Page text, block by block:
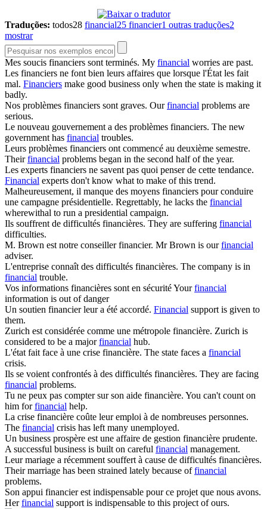
Traduções: todos28 financial25 financier1 outras traduções2
mostrar
Mes soucis financiers sont terminés. My financial worries are past.
Les financiers ne font bien leurs affaires que lorsque l'État les fait
mal. Financiers make good business only when the state is making it
badly.
Nos problèmes financiers sont graves. Ourfinancial problems are
serious.
Le nouveau gouvernement a des problèmes financiers. The new
government has financial troubles.
Leurs problèmes financiers ont commencé au deuxième semestre.
Theirfinancial problems began in the second half of the year.
Les experts financiers ne savent pas quoi penser de cette tendance.
Financial experts don't know what to make of this trend.
Malheureusement, il manque des moyens financiers pour conduire
une campagne présidentielle. Regrettably, he lacks the financial
wherewithal to run a presidential campaign.
Ils souffrent de difficultés financières. They are suffering financial
difficulties.
M. Brown est notre conseillerfinancier. Mr Brown is ourfinancial
adviser.
L'entreprise connaît des difficultés financières. The company is in
financial trouble.
Vos informations financières sont en sécuritéYourfinancial
information is out of danger
Un soutien financierleur a été accordé. Financial support is given to
them.
Zurich est considérée comme une métropole financière. Zurich is
considered to be a majorfinancial hub.
L'état fait face à une crise financière. The state faces a financial
crisis.
Ils se voient confrontés à des difficultés financières. They are facing
financial problems.
Tu ne peux pas compter sur son aide financière. You can't count on
him forfinancial help.
La crise financière coûte leur emploi à de nombreuses personnes.
The financial crisis has left many unemployed.
Un business prospère est une affaire de gestion financière prudente.
A successful business is built on careful financial management.
Leur mariage a récemment souffert à cause de difficultés financières.
Their marriage has been strained lately because offinancial
problems.
Son appui financierest indispensable pour ce projet que nous avons.
Herfinancial support is indispensable to this project of ours.